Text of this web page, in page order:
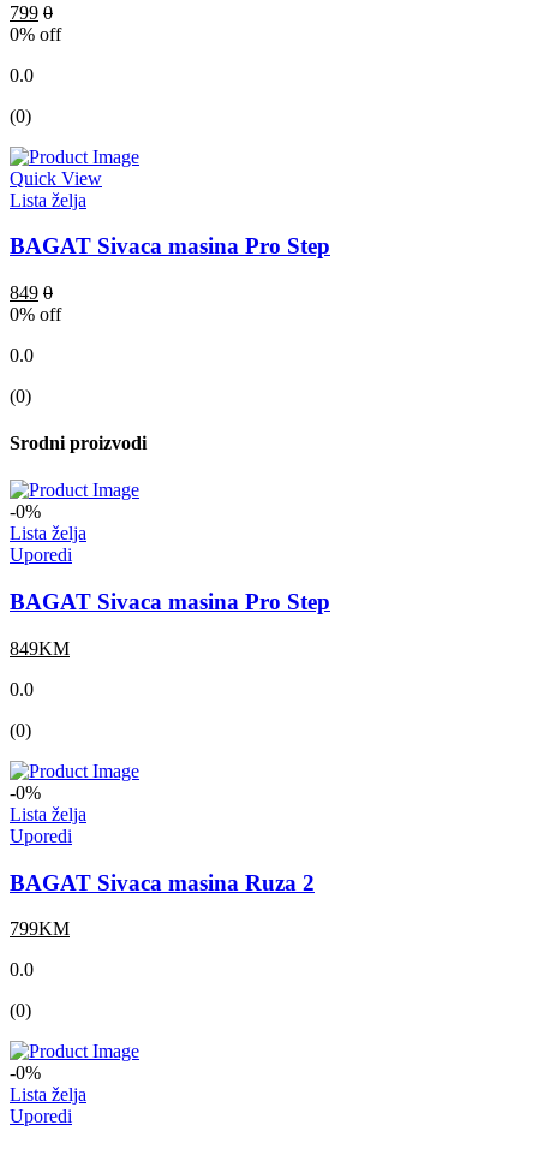
799 0
0% off
0.0
(0)
Quick View
Lista želja
BAGAT Sivaca masina Pro Step
849 0
0% off
0.0
(0)
Srodni proizvodi
-0%
Lista želja
Uporedi
BAGAT Sivaca masina Pro Step
849KM
0.0
(0)
-0%
Lista želja
Uporedi
BAGAT Sivaca masina Ruza 2
799KM
0.0
(0)
-0%
Lista želja
Uporedi